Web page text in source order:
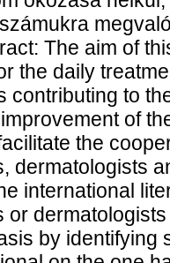
The aim of
the daily
contributing to
of
the
dermatologists
international
or
by identifying